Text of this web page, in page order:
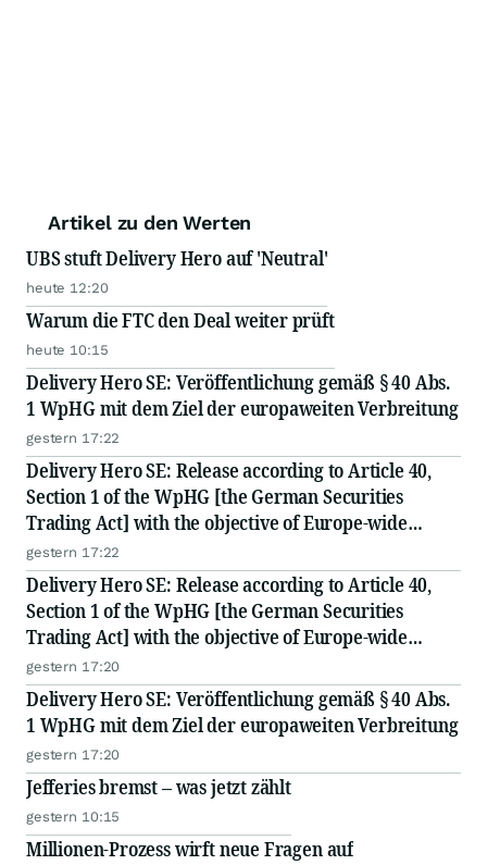
Artikel zu den Werten
UBS stuft Delivery Hero auf 'Neutral'
heute 12:20
Warum die FTC den Deal weiter prüft
heute 10:15
Delivery Hero SE: Veröffentlichung gemäß § 40 Abs.
1 WpHG mit dem Ziel der europaweiten Verbreitung
gestern 17:22
Delivery Hero SE: Release according to Article 40,
Section 1 of the WpHG [the German Securities
Trading Act] with the objective of Europe-wide
distribution
gestern 17:22
Delivery Hero SE: Release according to Article 40,
Section 1 of the WpHG [the German Securities
Trading Act] with the objective of Europe-wide
distribution
gestern 17:20
Delivery Hero SE: Veröffentlichung gemäß § 40 Abs.
1 WpHG mit dem Ziel der europaweiten Verbreitung
gestern 17:20
Jefferies bremst – was jetzt zählt
gestern 10:15
Millionen-Prozess wirft neue Fragen auf